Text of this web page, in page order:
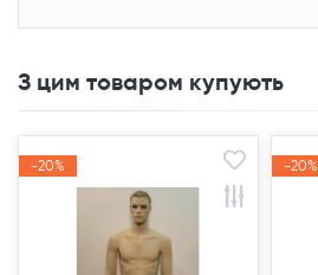
З цим товаром купують
-20%
-20% -20%
-20%